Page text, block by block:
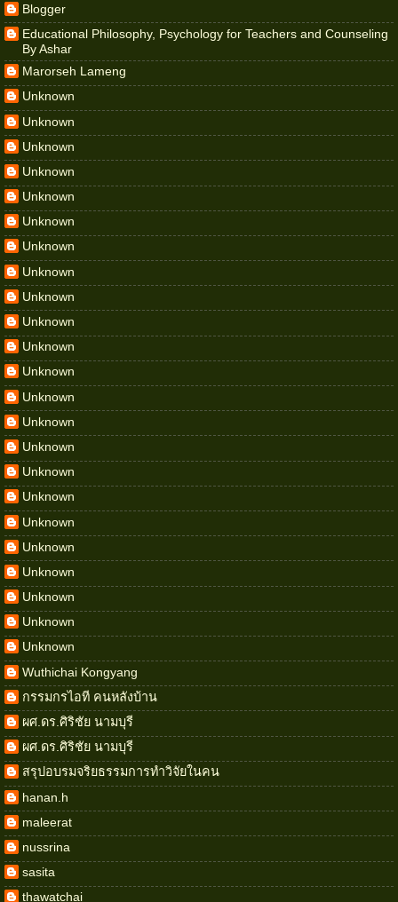
Blogger
Educational Philosophy, Psychology for Teachers and Counseling
By Ashar
Marorseh Lameng
Unknown
Unknown
Unknown
Unknown
Unknown
Unknown
Unknown
Unknown
Unknown
Unknown
Unknown
Unknown
Unknown
Unknown
Unknown
Unknown
Unknown
Unknown
Unknown
Unknown
Unknown
Unknown
Unknown
Wuthichai Kongyang
กรรมกรไอที คนหลังบ้าน
ผศ.ดร.ศิริชัย นามบุรี
ผศ.ดร.ศิริชัย นามบุรี
สรุปอบรมจริยธรรมการทำวิจัยในคน
hanan.h
maleerat
nussrina
sasita
thawatchai